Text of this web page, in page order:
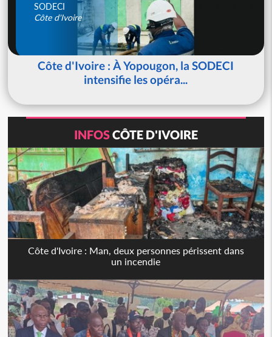
SODECI
Côte d'Ivoire
Côte d'Ivoire : À Yopougon, la SODECI
intensifie les opéra...
INFOSCÔTE D'IVOIRE
Côte d'Ivoire : Man, deux personnes périssent dans
un incendie